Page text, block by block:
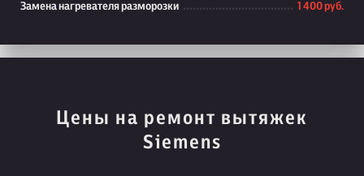
Замена нагревателя разморозки 1 400 руб.
Цены на ремонт вытяжек
Siemens